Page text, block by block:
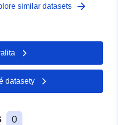
des pratiques de
similar datasets arrow_forward
datasety
0